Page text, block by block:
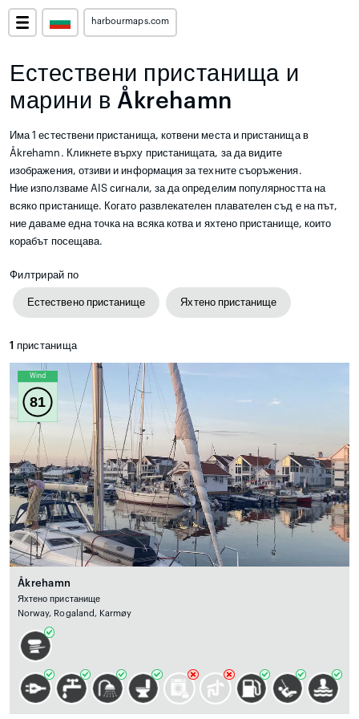
harbourmaps.com
Естествени пристанища и
марини в Åkrehamn
Има 1 естествени пристанища, котвени места и пристанища в
Åkrehamn. Кликнете върху пристанищата, за да видите
изображения, отзиви и информация за техните съоръжения.
Ние използваме AIS сигнали, за да определим популярността на
всяко пристанище. Когато развлекателен плавателен съд е на път,
ние даваме една точка на всяка котва и яхтено пристанище, които
корабът посещава.
Филтрирай по
Естествено пристанище Яхтено пристанище
1 пристанища
Wind
81
Åkrehamn
Яхтено пристанище
Norway, Rogaland, Karmøy